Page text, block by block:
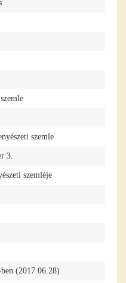
szemle
3.
szemléje
(2017.06.28)